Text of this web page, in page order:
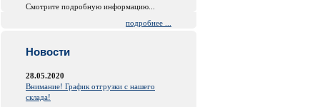
Смотрите подробную информацию...
подробнее ...
Новости
28.05.2020
Внимание! График отгрузки с нашего
склада!